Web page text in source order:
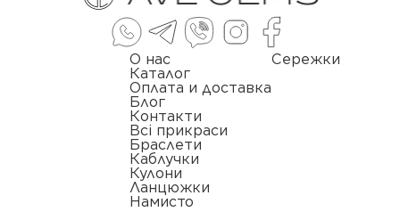
О нас
Каталог
Оплата и доставка
Блог
Контакти
Всі прикраси
Браслети
Каблучки
Кулони
Ланцюжки
Намисто
Сережки